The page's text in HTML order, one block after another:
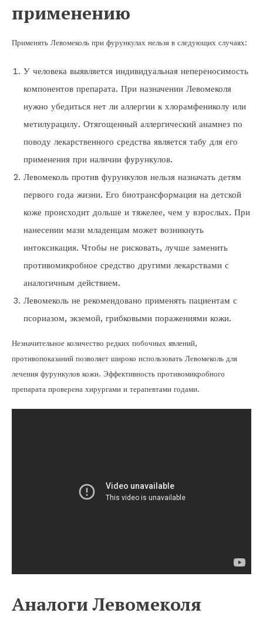
применению
Применять Левомеколь при фурункулах нельзя в следующих случаях:
У человека выявляется индивидуальная непереносимость
компонентов препарата. При назначении Левомеколя
нужно убедиться нет ли аллергии к хлорамфениколу или
метилурацилу. Отягощенный аллергический анамнез по
поводу лекарственного средства является табу для его
применения при наличии фурункулов.
Левомеколь против фурункулов нельзя назначать детям
первого года жизни. Его биотрансформация на детской
коже происходит дольше и тяжелее, чем у взрослых. При
нанесении мази младенцам может возникнуть
интоксикация. Чтобы не рисковать, лучше заменить
противомикробное средство другими лекарствами с
аналогичным действием.
Левомеколь не рекомендовано применять пациентам с
псориазом, экземой, грибковыми поражениями кожи.
Незначительное количество редких побочных явлений,
противопоказаний позволяет широко использовать Левомеколь для
лечения фурункулов кожи. Эффективность противомикробного
препарата проверена хирургами и терапевтами годами.
Аналоги Левомеколя